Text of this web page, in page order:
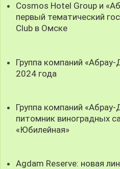
Cosmos Hotel Group и
первый тематический
Club в Омске
Группа компаний
2024 года
Группа компаний
питомник виноградных
«Юбилейная»
Agdam Reserve: новая